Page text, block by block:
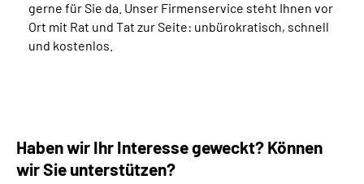
gerne für Sie da. Unser Firmenservice steht Ihnen vor
Ort mit Rat und Tat zur Seite: unbürokratisch, schnell
und kostenlos.
Haben wir Ihr Interesse geweckt? Können
wir Sie unterstützen?